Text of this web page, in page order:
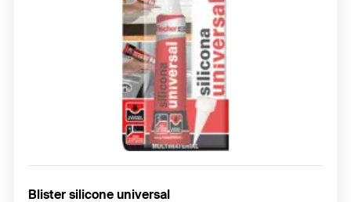
Blister silicone universal